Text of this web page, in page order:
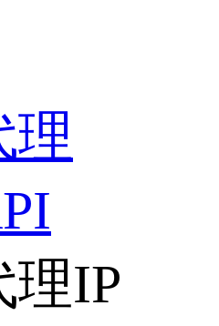
理
理IP